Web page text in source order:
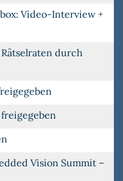
Video-Interview +
durch
Vision Summit –